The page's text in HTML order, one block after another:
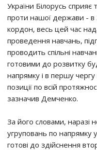
України Білорусь сприяє
проти нашої держави - в
кордон, весь цей час
проведення навчань,
проводить спільні
готовими до розвитку
напрямку і в першу чергу
позиції по всій
зазначив Демченко.
За його словами, наразі
угруповань по напрямку
готові до здійснення